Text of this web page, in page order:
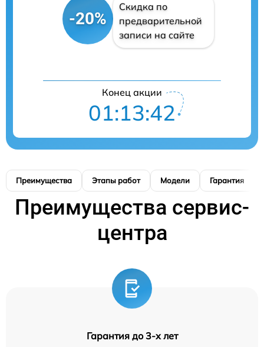
-20%
Скидка по
предварительной
записи на сайте
Конец акции
01:13:42
Преимущества Этапы работ Модели Гарантия
Преимущества сервис-
центра
Гарантия до 3-х лет